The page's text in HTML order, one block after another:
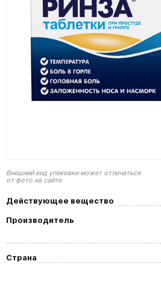
Внешний вид упаковки может отличаться
от фото на сайте.
Действующее вещество
Производитель
Страна